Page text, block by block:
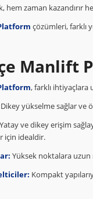
hem zaman kazandırır
çözümleri, farklı
Manlift
, farklı ihtiyaçlara
Dikey yükselme sağlar ve
Yatay ve dikey erişim
için idealdir.
Yüksek noktalara uzun
Kompakt